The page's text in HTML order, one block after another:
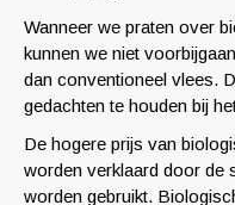
Wanneer we praten over
kunnen we niet
dan conventioneel vlees.
gedachten te houden bij
De hogere prijs van
worden verklaard door de
worden gebruikt.